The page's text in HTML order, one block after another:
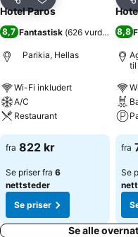
Del Legg til i
Hotel Paros
8,7 Fantastisk (626 vurderinger)
Parikia, Hellas
Wi-Fi inkludert
A/C
Restaurant
Se priser
fra 822 kr
Se priser fra 6
nettsteder
Se priser
Del
8,8
til
Se
fra
Se
Se alle